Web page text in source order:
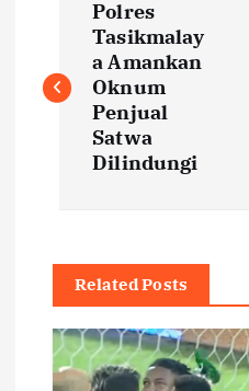
s
a
v
Polres
Tasikmalay
a Amankan
Oknum
Penjual
Satwa
Dilindungi
Related Posts